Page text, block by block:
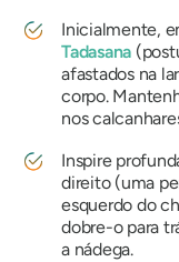
Inicialmente,
Tadasana
afastados na
corpo.
nos
Inspire
direito (uma
esquerdo do
dobre-o para
a nádega.